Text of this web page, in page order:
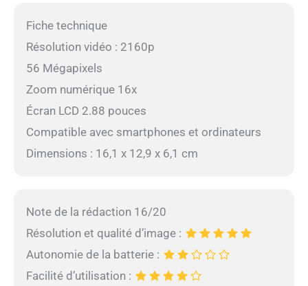
l'enregistrement vidéo 4K
vos prises de vue,
répondant à tous vos
besoins de tournage. De
stabilisation
exceptionnelles, chaque
cadre sera stable et clair.
Veuillez utiliser le câble de
charge USB-C fourni avec
l'appareil photo. La
Fiche technique
Résolution vidéo : 2160p
56 Mégapixels
Zoom numérique 16x
Écran LCD 2.88 pouces
Compatible avec smartphones et ordinateurs
Dimensions : 16,1 x 12,9 x 6,1 cm
Note de la rédaction 16/20
Résolution et qualité d’image :
Autonomie de la batterie :
Facilité d’utilisation :